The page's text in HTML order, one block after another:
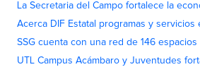
La Secretaria del Campo fortalece la
Acerca DIF Estatal programas y
SSG cuenta con una red de 146
UTL Campus Acámbaro y Juventudes